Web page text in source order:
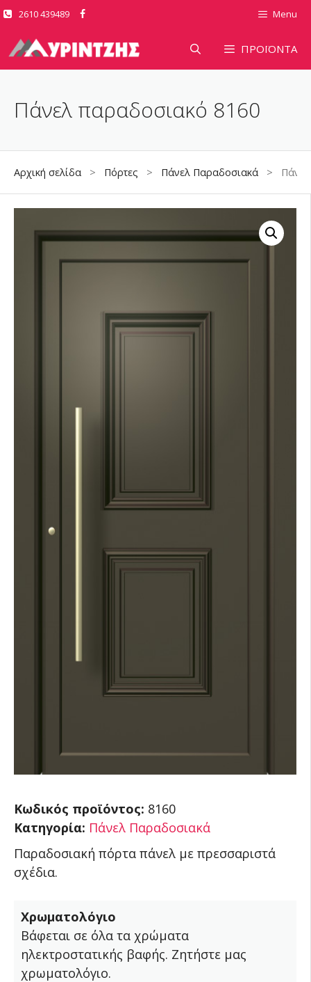
Μετάβαση
περιεχόμενο
2610 439489 Menu
ΠΡΟΪΟΝΤΑ
Πάνελ παραδοσιακό 8160
Αρχική σελίδα > Πόρτες > Πάνελ Παραδοσιακά > Πάνελ
Κωδικός προϊόντος: 8160
Κατηγορία: Πάνελ Παραδοσιακά
Παραδοσιακή πόρτα πάνελ με πρεσσαριστά
σχέδια.
Χρωματολόγιο
Βάφεται σε όλα τα χρώματα
ηλεκτροστατικής βαφής. Ζητήστε μας
χρωματολόγιο.